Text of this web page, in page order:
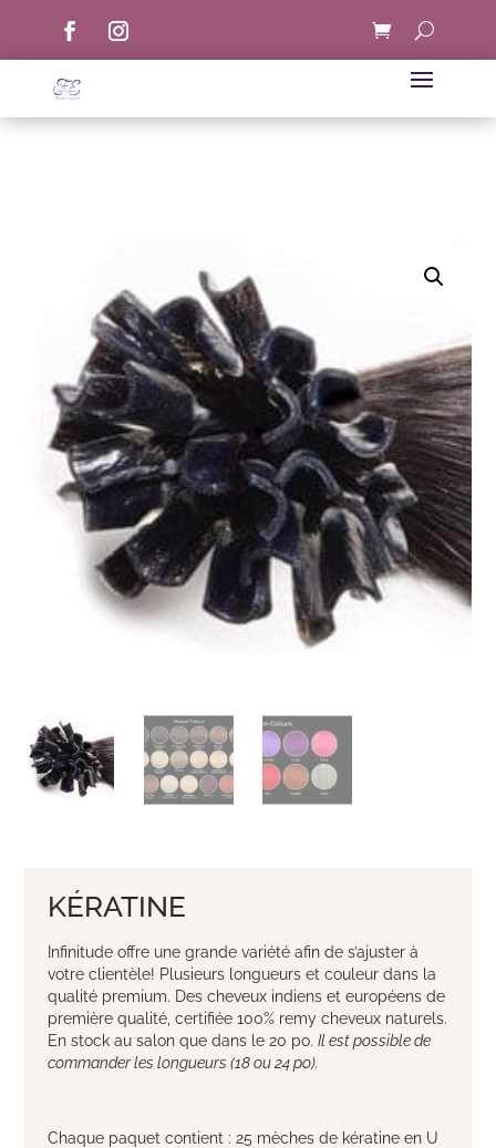
KÉRATINE
Infinitude offre une grande variété afin de s’ajuster à
votre clientèle! Plusieurs longueurs et couleur dans la
qualité premium. Des cheveux indiens et européens de
première qualité, certifiée 100% remy cheveux naturels.
En stock au salon que dans le 20 po. Il est possible de
commander les longueurs (18 ou 24 po).
Chaque paquet contient : 25 mèches de kératine en U